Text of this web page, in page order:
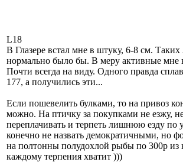
L18
В Глазере встал мне в штуку, 6-8 см.
нормально было бы. В меру активные мне
Почти всегда на виду. Одного правда
177, а получились эти...
Если пошевелить булками, то на привоз
можно. На птичку за покупками не езжу,
переплачивать и терпеть лишнюю езду
конечно не назвать демократичными, но
на полтонны полудохлой рыбы по 300р из
каждому терпения хватит )))